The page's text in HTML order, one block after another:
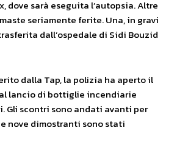
dove sarà eseguita l’autopsia. Altre
seriamente ferite. Una, in gravi
dall’ospedale di Sidi Bouzid
dalla Tap, la polizia ha aperto il
lancio di bottiglie incendiarie
Gli scontri sono andati avanti per
nove dimostranti sono stati